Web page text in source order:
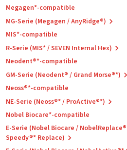
Megagen*-compatible
MG-Serie (Megagen / AnyRidge®)
MIS*-compatible
R-Serie (MIS* / SEVEN Internal Hex)
Neodent®*-compatible
GM-Serie (Neodent® / Grand Morse®*)
Neoss®*-compatible
NE-Serie (Neoss®* / ProActive®*)
Nobel Biocare*-compatible
E-Serie (Nobel Biocare /
Speedy®* Replace)